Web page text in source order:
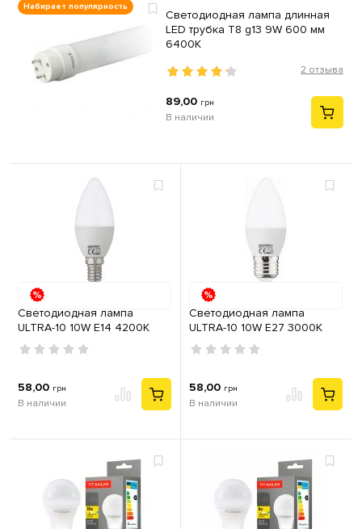
Набирает популярность
Светодиодная лампа длинная
LED трубка T8 g13 9W 600 мм
6400К
2 отзыва
89,00 грн
В наличии
Светодиодная лампа
ULTRA-10 10W E14 4200К
58,00 грн
В наличии
Светодиодная лампа
ULTRA-10 10W E27 3000К
58,00 грн
В наличии